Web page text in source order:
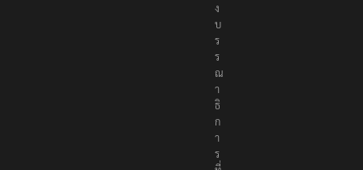
ง
บ
ร
ร
ณ
า
ธิ
ก
า
ร